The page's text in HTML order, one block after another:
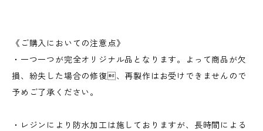
《ご購入においての注意点》
・一つ一つが完全オリジナル品となります。よって商品が欠
損、紛失した場合の修復、再製作はお受けできませんので
予めご了承ください。
・レジンにより防水加工は施しておりますが、長時間による